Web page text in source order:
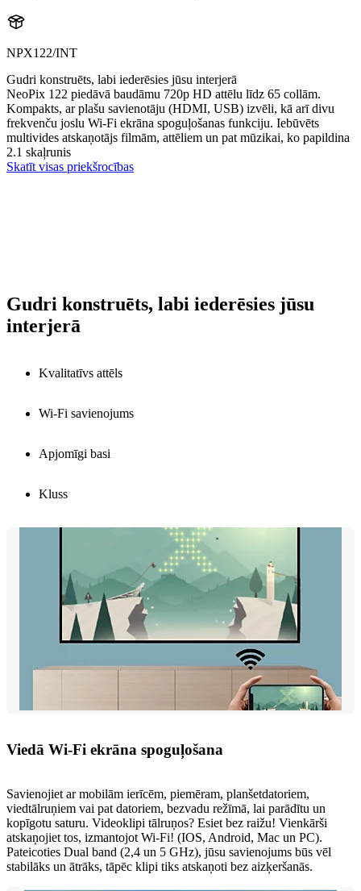
NPX122/INT
Gudri konstruēts, labi iederēsies jūsu interjerā
NeoPix 122 piedāvā baudāmu 720p HD attēlu līdz 65 collām.
Kompakts, ar plašu savienotāju (HDMI, USB) izvēli, kā arī divu
frekvenču joslu Wi-Fi ekrāna spoguļošanas funkciju. Iebūvēts
multivides atskaņotājs filmām, attēliem un pat mūzikai, ko papildina
2.1 skaļrunis
Skatīt visas priekšrocības
Gudri konstruēts, labi iederēsies jūsu
interjerā
Kvalitatīvs attēls
Wi-Fi savienojums
Apjomīgi basi
Kluss
Viedā Wi-Fi ekrāna spoguļošana
Savienojiet ar mobilām ierīcēm, piemēram, planšetdatoriem,
viedtālruņiem vai pat datoriem, bezvadu režīmā, lai parādītu un
kopīgotu saturu. Videoklipi tālruņos? Esiet bez raižu! Vienkārši
atskaņojiet tos, izmantojot Wi-Fi! (IOS, Android, Mac un PC).
Pateicoties Dual band (2,4 un 5 GHz), jūsu savienojums būs vēl
stabilāks un ātrāks, tāpēc klipi tiks atskaņoti bez aizķeršanās.